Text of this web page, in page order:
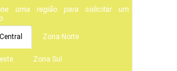
uma região para solicitar um
Zona Norte
Zona Sul